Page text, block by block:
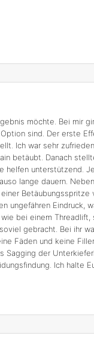
möchte. Bei mir
sind. Der erste
Ich war sehr
betäubt. Danach
helfen unterstützend.
lange dauern.
Betäubungsspritze
Eindruck,
bei einem
gebracht. Bei ihr
Fäden und keine
der
Ich halte